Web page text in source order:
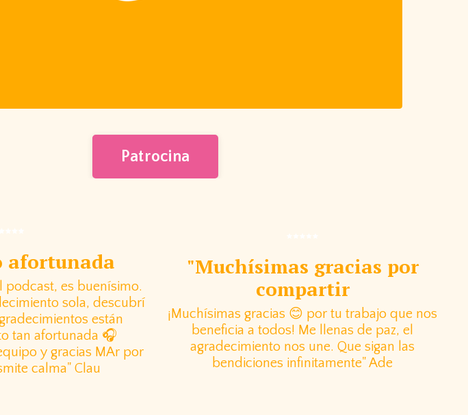
Patrocina
afortunada
podcast, es buenísimo.
sola, descubrí
están
tan afortunada 🎧
y gracias MAr por
calma" Clau
"Muchísimas gracias por
compartir
¡Muchísimas gracias 😊 por tu trabajo que nos
beneficia a todos! Me llenas de paz, el
agradecimiento nos une. Que sigan las
bendiciones infinitamente" Ade